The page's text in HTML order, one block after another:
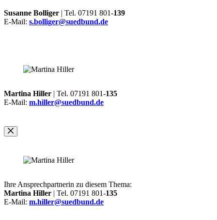
Susanne Bolliger | Tel. 07191 801-139
E-Mail: s.bolliger@suedbund.de
Martina Hiller | Tel. 07191 801-135
E-Mail: m.hiller@suedbund.de
Ihre Ansprechpartnerin zu diesem Thema:
Martina Hiller | Tel. 07191 801-135
E-Mail: m.hiller@suedbund.de